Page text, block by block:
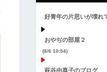
好青年の片思いが壊れ
おやぢの部屋２
(8/6 10:54)
萩谷由喜子のブログ